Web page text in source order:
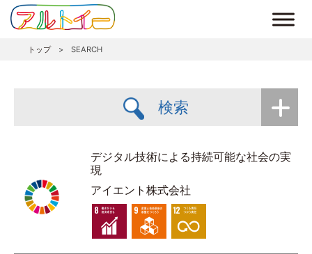
トップ> SEARCH
検索
デジタル技術による持続可能な社会の実
現
アイエント株式会社